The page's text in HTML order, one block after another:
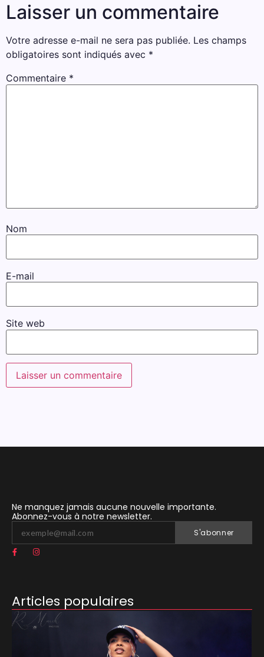
Laisser un commentaire
Votre adresse e-mail ne sera pas publiée. Les champs
obligatoires sont indiqués avec *
Commentaire *
Nom
E-mail
Site web
Ne manquez jamais aucune nouvelle importante.
Abonnez-vous à notre newsletter.
S'abonner
Articles populaires